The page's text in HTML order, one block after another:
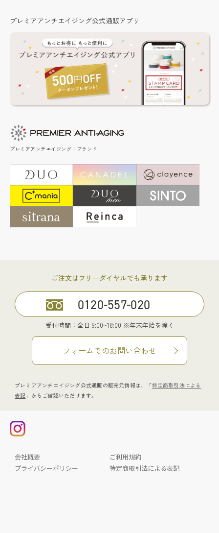
プレミアアンチエイジング公式通販アプリ
プレミアアンチエイジング｜ブランド
ご注文はフリーダイヤルでも承ります
0120-557-020
受付時間：全日 9:00~18:00 ※年末年始を除く
フォームでのお問い合わせ
プレミアアンチエイジング公式通販の販売元情報は、「特定商取引法による
表記」からご確認いただけます。
会社概要
ご利用規約
プライバシーポリシー
特定商取引法による表記